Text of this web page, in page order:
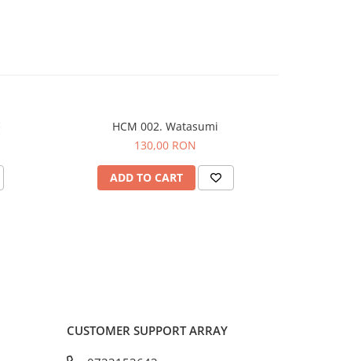
HCM 002. Watasumi
130,00 RON
ADD TO CART
CUSTOMER SUPPORTARRAY